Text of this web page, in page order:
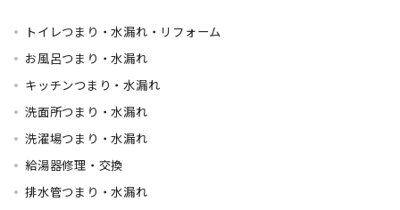
トイレつまり・水漏れ・リフォーム
お風呂つまり・水漏れ
キッチンつまり・水漏れ
洗面所つまり・水漏れ
洗濯場つまり・水漏れ
給湯器修理・交換
排水管つまり・水漏れ